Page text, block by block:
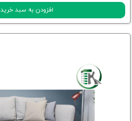
افزودن به سبد خرید